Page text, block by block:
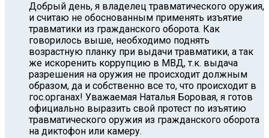
Добрый день, я владелец травматического оружия,
и считаю не обоснованным применять изъятие
травматики из гражданского оборота. Как
говорилось выше, необходимо поднять
возрастную планку при выдачи травматики, а так
же искоренить коррупцию в МВД, т.к. выдача
разрешения на оружия не происходит должным
образом, да и собственно все то, что происходит в
гос.органах! Уважаемая Наталья Боровая, я готов
официально выразить свой протест по изъятию
травматического оружия из гражданского оборота
на диктофон или камеру.